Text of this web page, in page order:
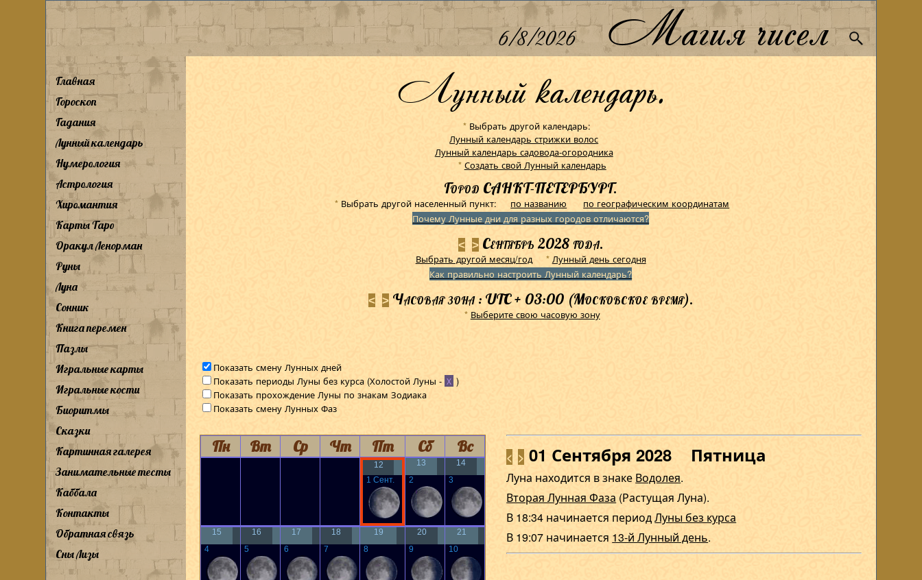
6/8/2026 Магия чисел
Главная
Гороскоп
Гадания
Лунный календарь
Нумерология
Астрология
Хиромантия
Карты Таро
Оракул Ленорман
Руны
Луна
Сонник
Книга перемен
Пазлы
Игральные карты
Игральные кости
Биоритмы
Сказки
Картинная галерея
Занимательные тесты
Каббала
Контакты
Обратная связь
Сны Лизы
Лунный календарь.
* Выбрать другой календарь:
Лунный календарь стрижки волос
Лунный календарь садовода-огородника
* Создать свой Лунный календарь
Город САНКТ-ПЕТЕРБУРГ.
* Выбрать другой населенный пункт: по названию
по географическим координатам
Почему Лунные дни для разных городов отличаются?
< >Сентябрь 2028 года.
Выбрать другой месяц/год * Лунный день сегодня
Как правильно настроить Лунный календарь?
< >Часовая зона : UTC + 03:00 (Московское время).
* Выберите свою часовую зону
Показать смену Лунных дней
Показать периоды Луны без курса (Холостой Луны - Х )
Показать прохождение Луны по знакам Зодиака
Показать смену Лунных Фаз
Пн Вт Ср Чт Пт Сб Вс
12
1 Сeнт.
13
2
14
3
15
4
16
5
17
6
18
7
19
8
20
9
21
10
< > 01 Сентября 2028 Пятница
Луна находится в знаке Водолея.
Вторая Лунная Фаза (Растущая Луна).
В 18:34 начинается периодЛуны без курса
В 19:07 начинается 13-й Лунный день.